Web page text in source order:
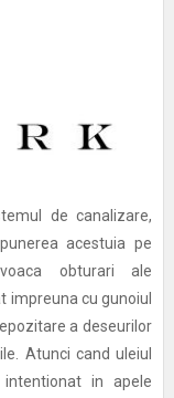
de canalizare,
acestuia pe
obturari ale
impreuna cu gunoiul
a deseurilor
Atunci cand uleiul
in apele